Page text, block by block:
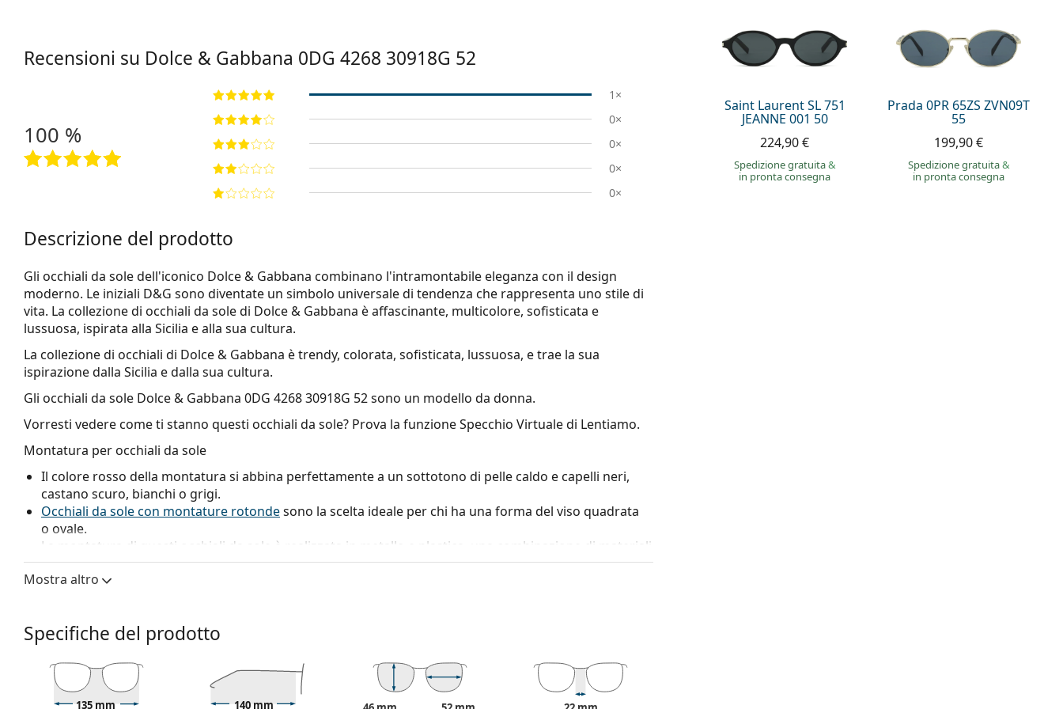
Saint Laurent SL 751
JEANNE 001 50
224,90 €
Spedizione gratuita&
in pronta consegna
Prada 0PR 65ZS ZVN09T
55
199,90 €
Spedizione gratuita&
in pronta consegna
Recensioni su Dolce & Gabbana 0DG 4268 30918G 52
100 %
1×
0×
0×
0×
0×
Descrizione del prodotto
Gli occhiali da sole dell'iconico Dolce & Gabbana combinano l'intramontabile eleganza con il design
moderno. Le iniziali D&G sono diventate un simbolo universale di tendenza che rappresenta uno stile di
vita. La collezione di occhiali da sole di Dolce & Gabbana è affascinante, multicolore, sofisticata e
lussuosa, ispirata alla Sicilia e alla sua cultura.
La collezione di occhiali di Dolce & Gabbana è trendy, colorata, sofisticata, lussuosa, e trae la sua
ispirazione dalla Sicilia e dalla sua cultura.
Gli occhiali da sole Dolce & Gabbana 0DG 4268 30918G 52sono un modello da donna.
Vorresti vedere come ti stanno questi occhiali da sole? Prova la funzione Specchio Virtuale di Lentiamo.
Montatura per occhiali da sole
Il colore rosso della montatura si abbina perfettamente a un sottotono di pelle caldo e capelli neri,
castano scuro, bianchi o grigi.
Occhiali da sole con montature rotondesono la scelta ideale per chi ha una forma del viso quadrata
o ovale.
La montatura di questi occhiali da sole è realizzata in metallo e plastica, una combinazione di materiali
che garantisce durevolezza e stabilità.
Lenti per occhiali da sole
Gliocchiali da sole montano lenti sfumate
la parte più chiara. La colorazione più scura in alto permette di filtrare la luce solare diretta, mentre
quella più chiara in basso garantisce una visibilità ottimale. Questo trattamento delle lenti consente di
orientarsi meglio nello spazio ed è ideale, ad esempio, per i conducenti, perché permette una visione
più nitida grazie alla parte inferiore della lente, riducendo al contempo i riflessi dall'alto.
Mostra altro
Specifiche del prodotto
135 mm 140 mm